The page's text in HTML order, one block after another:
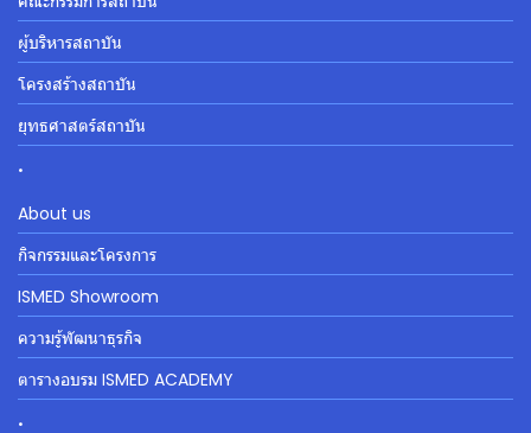
ผู้บริหารสถาบัน
โครงสร้างสถาบัน
ยุทธศาสตร์สถาบัน
.
About us
กิจกรรมและโครงการ
ISMED Showroom
ความรู้พัฒนาธุรกิจ
ตารางอบรม ISMED ACADEMY
.